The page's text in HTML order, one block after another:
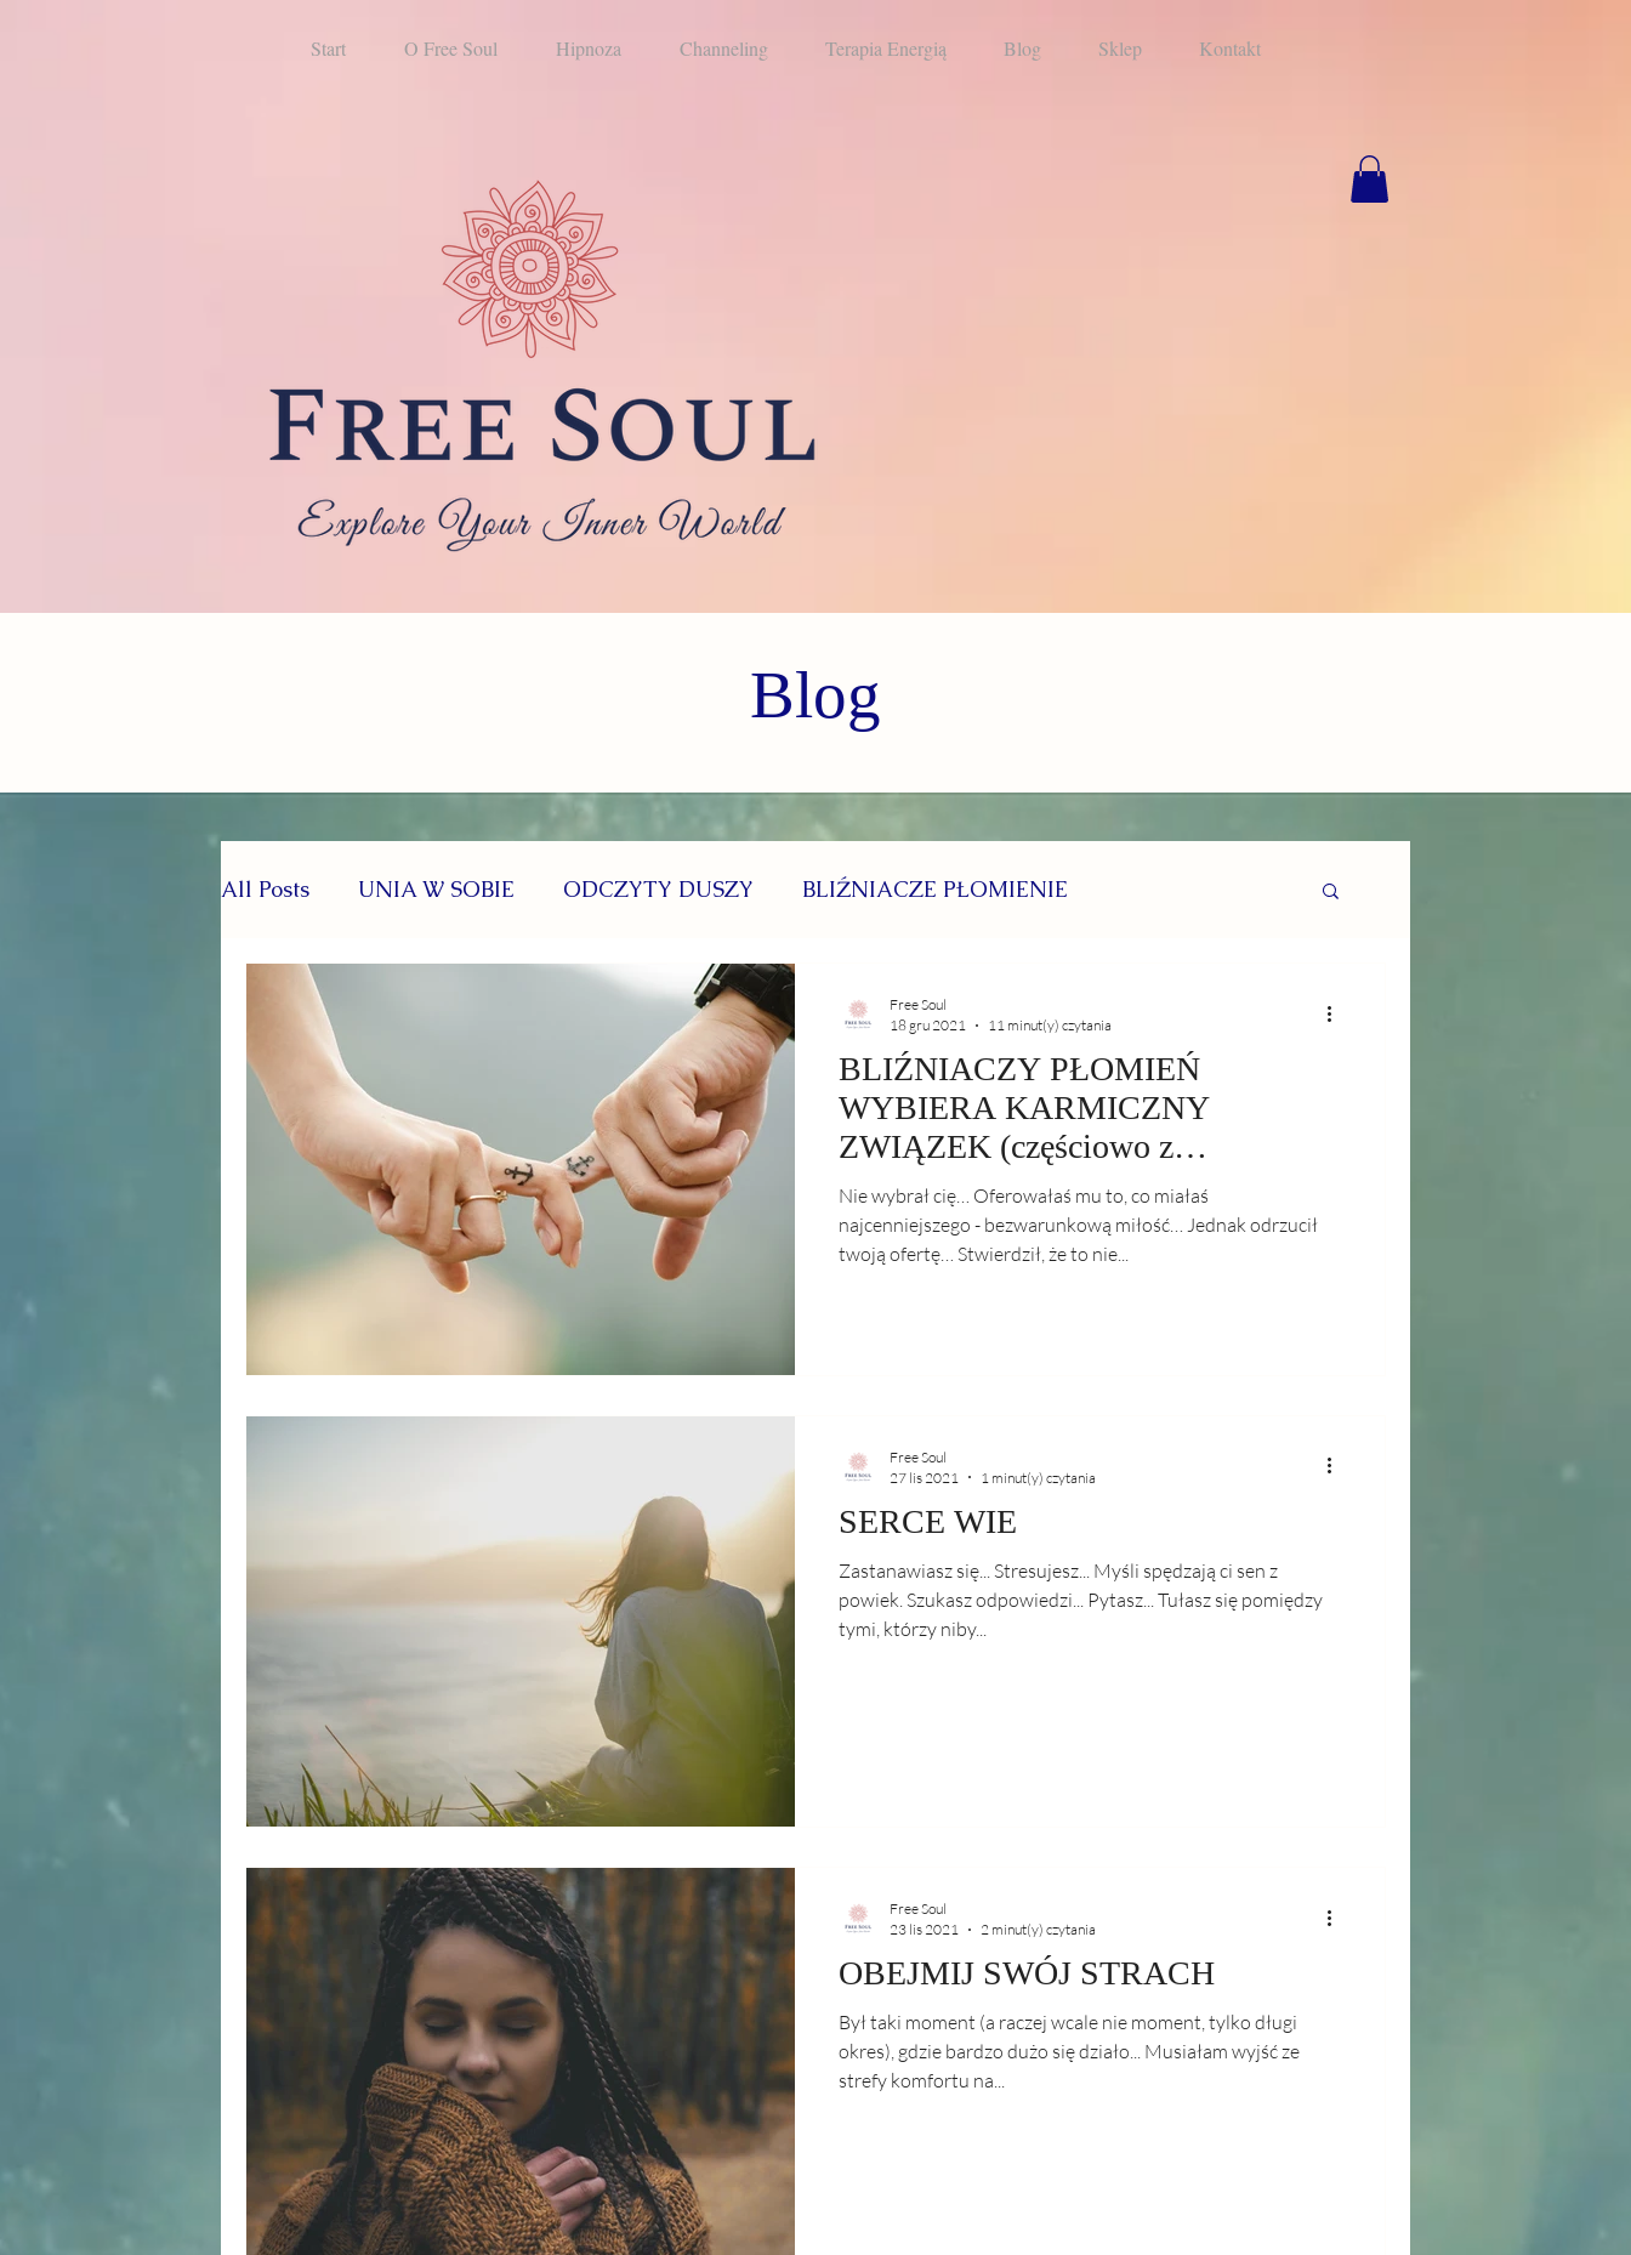
Start O Free Soul Hipnoza Channeling Terapia Energią Blog Sklep Kontakt
Blog
All Posts UNIA W SOBIE ODCZYTY DUSZY BLIŹNIACZE PŁOMIENIE
BLIŹNIACZY PŁOMIEŃ
WYBIERA KARMICZNY
ZWIĄZEK (częściowo z
channelingu)
Nie wybrał cię… Oferowałaś mu to, co miałaś
najcenniejszego - bezwarunkową miłość… Jednak odrzucił
twoją ofertę… Stwierdził, że to nie...
Free Soul
18 gru 2021
11 minut(y) czytania
SERCE WIE
Zastanawiasz się... Stresujesz... Myśli spędzają ci sen z
powiek. Szukasz odpowiedzi... Pytasz... Tułasz się pomiędzy
tymi, którzy niby...
Free Soul
27 lis 2021
1 minut(y) czytania
OBEJMIJ SWÓJ STRACH
Był taki moment (a raczej wcale nie moment, tylko długi
okres), gdzie bardzo dużo się działo... Musiałam wyjść ze
strefy komfortu na...
Free Soul
23 lis 2021
2 minut(y) czytania